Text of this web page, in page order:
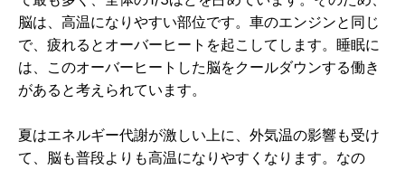
脳は、高温になりやすい部位です。車のエンジンと同じ
で、疲れるとオーバーヒートを起こしてします。睡眠に
は、このオーバーヒートした脳をクールダウンする働き
があると考えられています。
夏はエネルギー代謝が激しい上に、外気温の影響も受け
て、脳も普段よりも高温になりやすくなります。なの